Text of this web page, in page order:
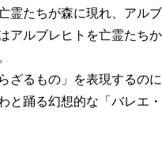
霊たちが森に現れ、アル
アルブレヒトを亡霊たち
ざるもの」を表現するの
と踊る幻想的な「バレエ